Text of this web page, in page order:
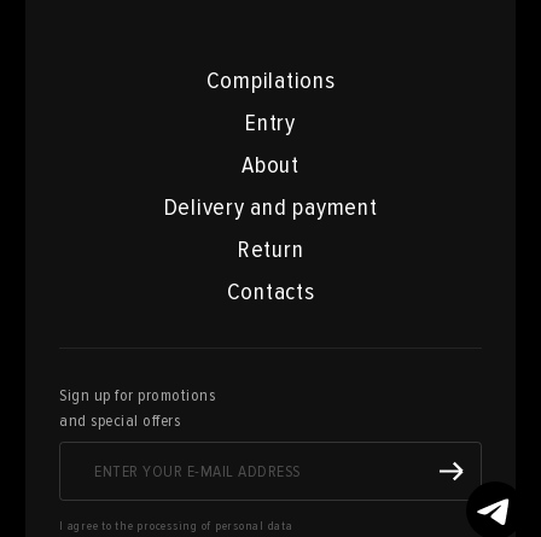
Compilations
Entry
About
Delivery and payment
Return
Contacts
Sign up for promotions
and special offers
I agree to the processing of personal data